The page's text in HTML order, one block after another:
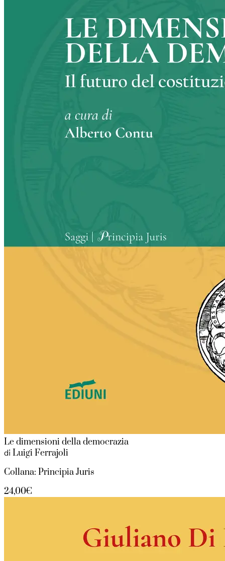
Le dimensioni della democrazia
di Luigi Ferrajoli
Collana: Principia Juris
24,00€